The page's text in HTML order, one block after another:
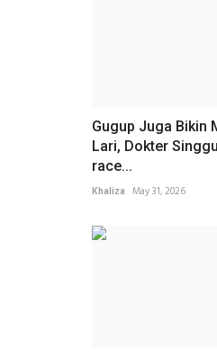
Gugup Juga Bikin
Lari, Dokter
race...
Khaliza May 31, 2026